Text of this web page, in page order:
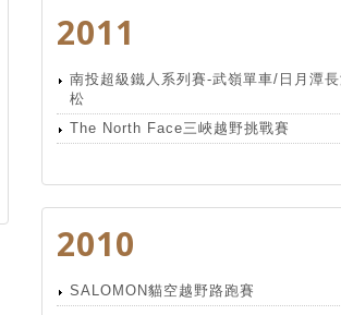
2011
南投超級鐵人系列賽-武嶺單車/日月潭
松
The North Face三峽越野挑戰賽
2010
SALOMON貓空越野路跑賽